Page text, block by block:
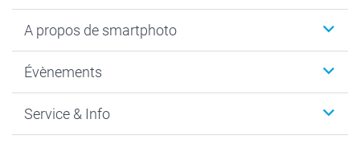
Cadeaux photo
MyNameBook
Développement photo & Tirage photo
A propos de smartphoto
Durabilité
Gestion des cookies
Évènements
Nouvel An
Service & Info